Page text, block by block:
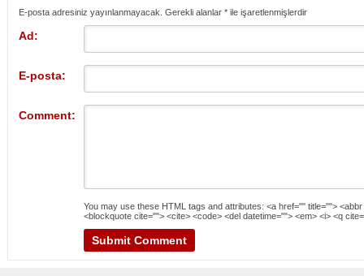
E-posta adresiniz yayınlanmayacak. Gerekli alanlar * ile işaretlenmişlerdir
Ad:
E-posta:
Comment:
You may use these HTML tags and attributes: <a href="" title="">
<blockquote cite=""> <cite> <code> <del datetime=""> <em> <i> <q